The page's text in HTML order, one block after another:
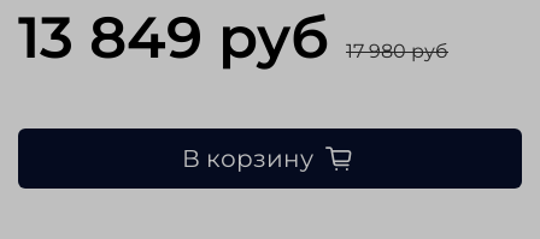
13 849 руб 17 980 руб
В корзину